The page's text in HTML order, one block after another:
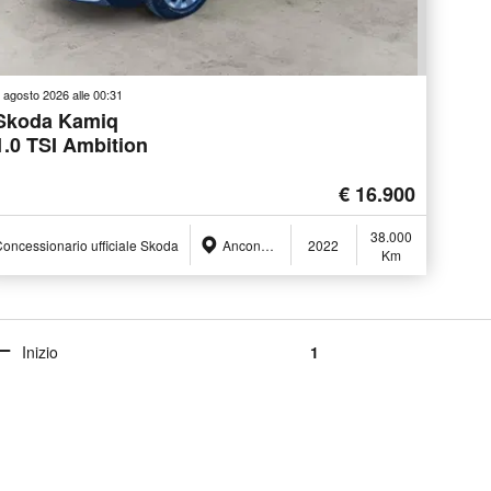
agosto 2026 alle 00:31
Kamiq
TSI Ambition
€ 16.900
ufficiale Skoda Ancona (AN) 2022
38.000
Km
Inizio 1